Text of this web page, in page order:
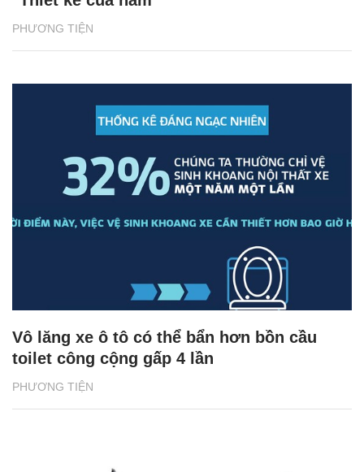
PHƯƠNG TIỆN
PHƯƠNG TIỆN
Vô lăng xe ô tô có thể bẩn hơn bồn cầu
toilet công cộng gấp 4 lần